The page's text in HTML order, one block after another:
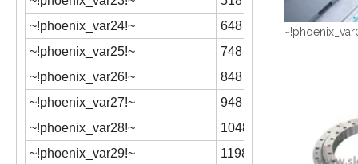
~!phoenix_var24!~
648
445
~!phoenix_var25!~
748
~!phoenix_var26!~
848
~!phoenix_var27!~
948
~!phoenix_var28!~
1048
840
~!phoenix_var29!~
1198 986